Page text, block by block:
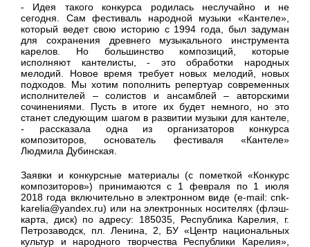
- Идея такого конкурса родилась неслучайно и не
сегодня. Сам фестиваль народной музыки «Кантеле»,
который ведет свою историю с 1994 года, был задуман
для сохранения древнего музыкального инструмента
карелов. Но большинство композиций, которые
исполняют кантелисты, - это обработки народных
мелодий. Новое время требует новых мелодий, новых
подходов. Мы хотим пополнить репертуар современных
исполнителей – солистов и ансамблей – авторскими
сочинениями. Пусть в итоге их будет немного, но это
станет следующим шагом в развитии музыки для кантеле,
- рассказала одна из организаторов конкурса
композиторов, основатель фестиваля «Кантеле»
Людмила Дубинская.
Заявки и конкурсные материалы (с пометкой «Конкурс
композиторов») принимаются с 1 февраля по 1 июля
2018 года включительно в электронном виде (e-mail: cnk-
karelia@yandex.ru) или на электронных носителях (флэш-
карта, диск) по адресу: 185035, Республика Карелия, г.
Петрозаводск, пл. Ленина, 2, БУ «Центр национальных
культур и народного творчества Республики Карелия»,